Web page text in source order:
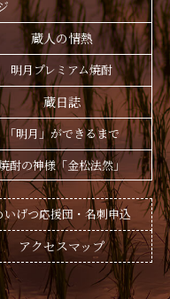
蔵人の情熱
明月プレミアム焼酎
蔵日誌
「明月」ができるまで
酎の神様「金松法然」
いげつ応援団・名刺申込
アクセスマップ